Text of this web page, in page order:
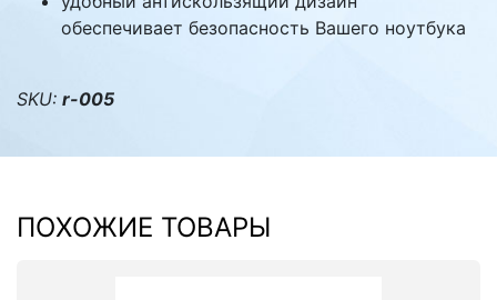
обеспечивает безопасность Вашего ноутбука
SKU: r-005
ПОХОЖИЕ ТОВАРЫ